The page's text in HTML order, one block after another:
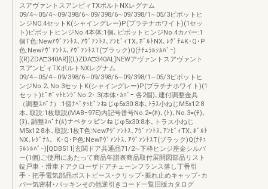
スアヴァントスアンビィTXポルトNXレグナム
09/4∼05/4∼09/398/6∼09/398/6∼09/398/1∼05/3ピボットヒ
ンジNO.4セットK(シャイングレー)P(プラチナホワイト)(1セッ
ト)ピボットヒンジNo.4本体:1個､ピボットヒンジNo.4カバー:1
個T色:Newｱｳﾞｧﾝﾄｽ､ｱｳﾞｧﾝﾄｽ､ｱﾝﾋﾞｨTX､ﾎﾞﾙﾄNX､ﾚｸﾞﾅﾑK･Q･P
色:Newｱｳﾞｧﾝﾄｽ､ｱｳﾞｧﾝﾄｽT(ブラック)Q(ﾅﾁｭﾗﾙｼﾙﾊﾞｰ)
[(R)ZDA□340AR][(L)ZDA□340AL]NEWアヴァントスアヴァント
スアンビィTXポルトNXレグナム
09/4∼05/4∼09/398/6∼09/398/6∼09/398/1∼05/3ピボットヒ
ンジNo.2､No.3セットK(シャイングレー)P(プラチナホワイト)(1
セット)ﾋﾟﾎﾞｯﾄﾋﾝｼﾞNo.2･.3(本体･ｶﾊﾞｰ:各2個)､建付調整金具
（調整ｽﾊﾟﾅ）:1個ﾅﾍﾞﾀｯﾋﾟﾝねじφ5x30:8本､ﾄﾗｽ小ねじM5x12:8
本､取説:1枚取説(MABｰ97E)内記号番号No.2=(ﾎ)､(ﾄ)､No.3=(ﾁ)､
(ﾇ)､調整ｽﾊﾟﾅ(ﾙ)ナベタッピンねじφ5x30:8本､トラス小ねじ
M5x12:8本､取説:1枚T色:Newｱｳﾞｧﾝﾄｽ､ｱｳﾞｧﾝﾄｽ､ｱﾝﾋﾞｨTX､ﾎﾞﾙﾄ
NX､ﾚｸﾞﾅﾑ、K･Q･P色:Newｱｳﾞｧﾝﾄｽ､ｱｳﾞｧﾝﾄｽT(ブラック)Q(ﾅﾁｭ
ﾗﾙｼﾙﾊﾞｰ)[QDB511]玄関ドア共通品71/2∼下枠ヒンジ座金シルバ
ー(1個)ご使用にあたって商品年譜表商品取付展開図部品リスト
錠戸車・滑車ドアクローザドアチェーンフランス落し丁番引
手・把手電気部品ポストピース･クリップ･振れ止めキャップ･カ
バー気密材･パッキンその他逆引きコード一覧旧版カタログ